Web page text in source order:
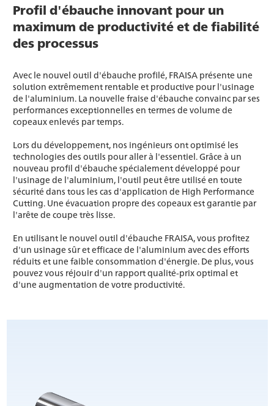
Profil d'ébauche innovant pour un
maximum de productivité et de fiabilité
des processus
Avec le nouvel outil d'ébauche profilé, FRAISA présente une
solution extrêmement rentable et productive pour l'usinage
de l'aluminium. La nouvelle fraise d'ébauche convainc par ses
performances exceptionnelles en termes de volume de
copeaux enlevés par temps.
Lors du développement, nos ingénieurs ont optimisé les
technologies des outils pour aller à l'essentiel. Grâce à un
nouveau profil d'ébauche spécialement développé pour
l'usinage de l'aluminium, l'outil peut être utilisé en toute
sécurité dans tous les cas d'application de High Performance
Cutting. Une évacuation propre des copeaux est garantie par
l'arête de coupe très lisse.
En utilisant le nouvel outil d'ébauche FRAISA, vous profitez
d'un usinage sûr et efficace de l'aluminium avec des efforts
réduits et une faible consommation d'énergie. De plus, vous
pouvez vous réjouir d'un rapport qualité-prix optimal et
d'une augmentation de votre productivité.